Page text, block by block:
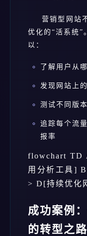
营销型网站
优化的“活系统”
以：
了解用户从
发现网站上
测试不同版
追踪每个流
报率
flowchart TD
用分析工具]
> D[持续优化
成功案例
的转型之路